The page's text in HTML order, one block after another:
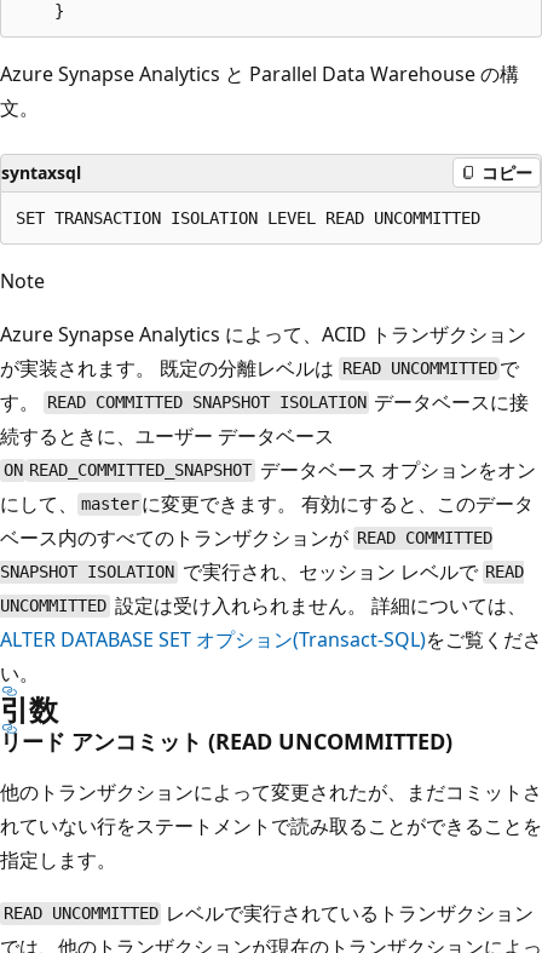
Azure Synapse Analytics と Parallel Data Warehouse の構
文。
syntaxsql コピー
Note
Azure Synapse Analytics によって、ACID トランザクション
が実装されます。 既定の分離レベルは READ UNCOMMITTED で
す。
READ COMMITTED SNAPSHOT ISOLATION データベースに接
続するときに、ユーザー データベース
ON READ_COMMITTED_SNAPSHOT データベース オプションをオン
にして、
master に変更できます。 有効にすると、このデータ
ベース内のすべてのトランザクションが READ COMMITTED
SNAPSHOT ISOLATION で実行され、セッション レベルで READ
UNCOMMITTED 設定は受け入れられません。 詳細については、
ALTER DATABASE SET オプション(Transact-SQL)をご覧くださ
い。
引数
リード アンコミット (READ UNCOMMITTED)
他のトランザクションによって変更されたが、まだコミットさ
れていない行をステートメントで読み取ることができることを
指定します。
READ UNCOMMITTED レベルで実行されているトランザクション
では、他のトランザクションが現在のトランザクションによっ